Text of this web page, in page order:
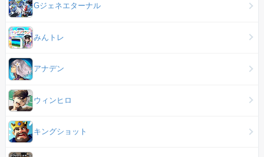
Gジェネエターナル
みんトレ
アナデン
ウィンヒロ
キングショット